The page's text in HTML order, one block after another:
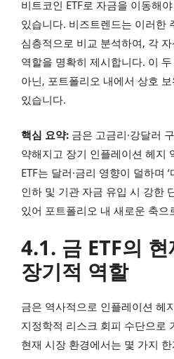
비트코인 ETF로 자금을 이동해
있습니다. 비즈트렌드는 이러한
심층적으로 비교 분석하여, 각
역할을 명확히 제시합니다. 이
아닌, 포트폴리오 내에서 상호
있습니다.
핵심 요약: 금은 고금리·강달러
약해지고 장기 인플레이션 헤지
ETF는 달러·금리 영향이 덜하며
인하 및 기관 자금 유입 시 강한
있어 포트폴리오 내 새로운 축으
4.1. 금 ETF의
장기적 역할
금은 역사적으로 인플레이션 헤
지정학적 리스크 회피 수단으로
현재 시장 환경에서는 몇 가지